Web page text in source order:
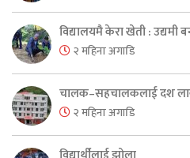
विद्यालयमै केरा खेती : उद्यमी
२ महिना अगाडि
चालक–सहचालकलाई दश
२ महिना अगाडि